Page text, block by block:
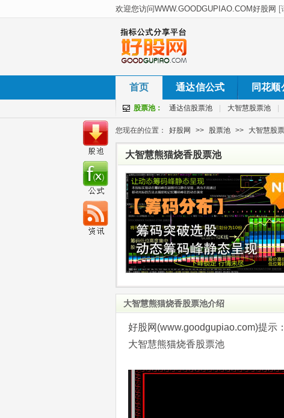
首页 通达信公式 同花顺
股票池： 通达信股票池 大智慧股票池
您现在的位置： 好股网 >> 股票池 >> 大智慧股
大智慧熊猫烧香股票池
大智慧熊猫烧香股票池介绍
好股网(www.goodgupiao.com)提示
大智慧熊猫烧香股票池